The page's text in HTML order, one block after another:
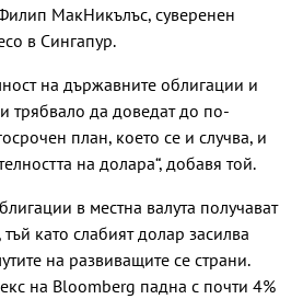
МакНикълъс, суверенен
в Сингапур.
на държавните облигации и
трябвало да доведат до по-
план, което се и случва, и
на долара“, добавя той.
в местна валута получават
като слабият долар засилва
на развиващите се страни.
на Bloomberg падна с почти 4%